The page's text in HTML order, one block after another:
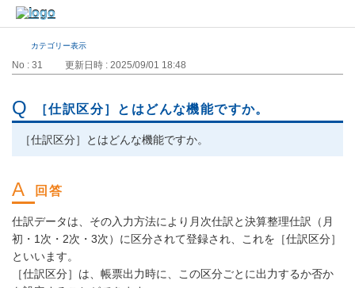
カテゴリー表示
No : 31 更新日時 : 2025/09/01 18:48
［仕訳区分］とはどんな機能ですか。
［仕訳区分］とはどんな機能ですか。
仕訳データは、その入力方法により月次仕訳と決算整理仕訳（月
初・1次・2次・3次）に区分されて登録され、これを［仕訳区分］
といいます。
［仕訳区分］は、帳票出力時に、この区分ごとに出力するか否か